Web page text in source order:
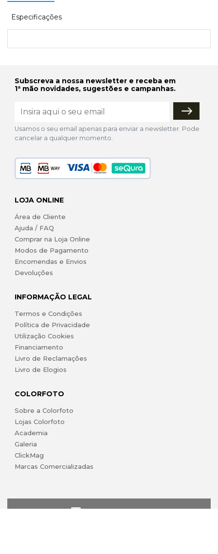
Especificações
Subscreva a nossa newsletter e receba em
1ª mão novidades, sugestões e campanhas.
Usamos o seu email apenas para enviar a newsletter. Pode
cancelar a qualquer momento.
LOJA ONLINE
Área de Cliente
Ajuda / FAQ
Comprar na Loja Online
Modos de Pagamento
Encomendas e Envios
Devoluções
INFORMAÇÃO LEGAL
Termos e Condições
Política de Privacidade
Utilização Cookies
Financiamento
Livro de Reclamações
Livro de Elogios
COLORFOTO
Sobre a Colorfoto
Lojas Colorfoto
Academia
Galeria
ClickMag
Marcas Comercializadas
lojaonline@colorfoto.pt